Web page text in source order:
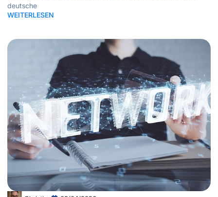
deutsche
WEITERLESEN